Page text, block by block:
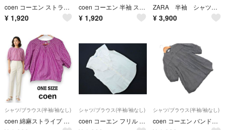
coen コーエン ストライプ バックタック ブラウス シャツ sizeF/白ｘ紺 ■◆ レディース
¥ 1,920
coen コーエン 半袖 ストライプ ブラウス シャツ sizeF/青 ■◆ レディース
¥ 1,920
ZARA 半袖 シャツジャケット
¥ 3,900
シャツ/ブラウス(半袖/袖なし)
coen 綿麻ストライプ 2WAYブラウス パープル ドルマンスリーブ F 春夏
シャツ/ブラウス(半袖/袖なし)
coen コーエン フリル バンドカラー ブラウス シャツ sizeM/オフホワイト ■◆ レディース
シャツ/ブラウス(半袖/袖なし)
coen コーエン バンドカラー ピンタック ボリュームスリーブ シャツ グレー ■◆ レディース